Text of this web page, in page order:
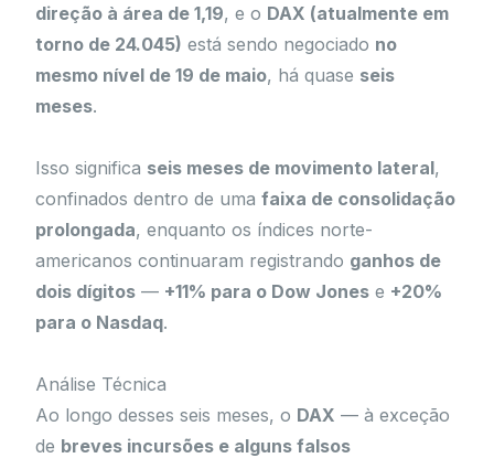
direção à área de 1,19, e o DAX (atualmente em
torno de 24.045) está sendo negociado no
mesmo nível de 19 de maio, há quase seis
meses.
Isso significa seis meses de movimento lateral,
confinados dentro de umafaixa de consolidação
prolongada, enquanto os índices norte-
americanos continuaram registrando ganhos de
dois dígitos — +11% para o Dow Jones e +20%
para o Nasdaq.
Análise Técnica
Ao longo desses seis meses, o DAX — à exceção
de breves incursões e alguns falsos